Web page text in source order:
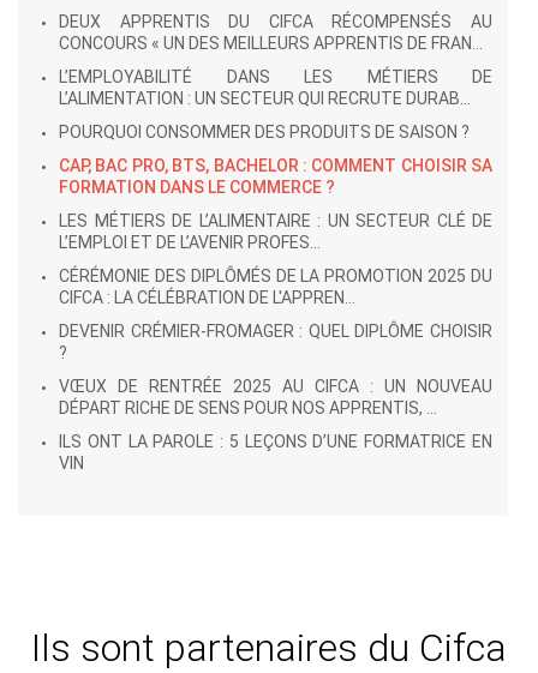
DEUX APPRENTIS DU CIFCA RÉCOMPENSÉS AU
CONCOURS « UN DES MEILLEURS APPRENTIS DE FRAN...
L’EMPLOYABILITÉ DANS LES MÉTIERS DE
L’ALIMENTATION : UN SECTEUR QUI RECRUTE DURAB...
POURQUOI CONSOMMER DES PRODUITS DE SAISON ?
CAP, BAC PRO, BTS, BACHELOR : COMMENT CHOISIR SA
FORMATION DANS LE COMMERCE ?
LES MÉTIERS DE L’ALIMENTAIRE : UN SECTEUR CLÉ DE
L’EMPLOI ET DE L’AVENIR PROFES...
CÉRÉMONIE DES DIPLÔMÉS DE LA PROMOTION 2025 DU
CIFCA : LA CÉLÉBRATION DE L'APPREN...
DEVENIR CRÉMIER-FROMAGER : QUEL DIPLÔME CHOISIR
?
VŒUX DE RENTRÉE 2025 AU CIFCA : UN NOUVEAU
DÉPART RICHE DE SENS POUR NOS APPRENTIS, ...
ILS ONT LA PAROLE : 5 LEÇONS D’UNE FORMATRICE EN
VIN
Ils sont partenaires du Cifca